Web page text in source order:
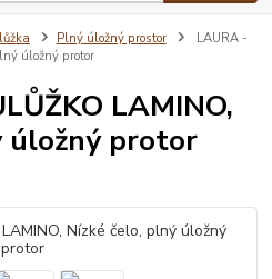
Plný úložný prostor
LAURA -
úložný protor
LAMINO,
úložný protor